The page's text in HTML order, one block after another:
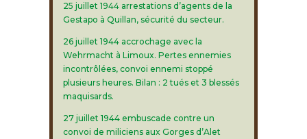
25 juillet 1944 arrestations d’agents de la
Gestapo à Quillan, sécurité du secteur.
26 juillet 1944 accrochage avec la
Wehrmacht à Limoux. Pertes ennemies
incontrôlées, convoi ennemi stoppé
plusieurs heures. Bilan : 2 tués et 3 blessés
maquisards.
27 juillet 1944 embuscade contre un
convoi de miliciens aux Gorges d’Alet